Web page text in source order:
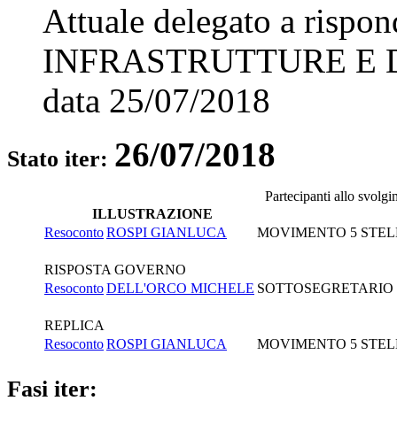
Attuale delegato a
INFRASTRUTTURE E
data 25/07/2018
Stato iter: 26/07/2018
Partecipanti allo
ILLUSTRAZIONE
ResocontoROSPI GIANLUCA MOVIMENTO 5
RISPOSTA GOVERNO
ResocontoDELL'ORCO MICHELE
REPLICA
ResocontoROSPI GIANLUCA MOVIMENTO 5
Fasi iter: